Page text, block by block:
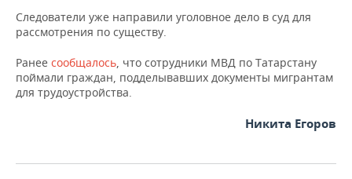
ОПК
ЭНЕРГЕТИКА
ТРАНСПОРТ
IT
ТЕЛЕКОММУНИКАЦИИ
НОВОСТИ МЕРОПРИЯТИЙ
БИЗНЕС-БРАНЧИ
ОТКРЫТАЯ ЛЕКЦИЯ
СПОРТ
ФУТБОЛ
БАСКЕТБОЛ
НОВОСТИ ОБЩЕСТВА
ИНФРАСТРУКТУРА
ФОТОГАЛЕРЕЯ
СПРАВОЧНИК
Следователи уже направили уголовное дело в суд для
рассмотрения по существу.
Ранее сообщалось, что сотрудники МВД по Татарстану
поймали граждан, подделывавших документы мигрантам
для трудоустройства.
Никита Егоров